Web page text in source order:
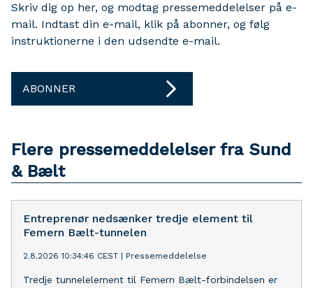
Skriv dig op her, og modtag pressemeddelelser på e-
mail. Indtast din e-mail, klik på abonner, og følg
instruktionerne i den udsendte e-mail.
ABONNER
Flere pressemeddelelser fra Sund
& Bælt
Entreprenør nedsænker tredje element til
Femern Bælt-tunnelen
2.8.2026 10:34:46 CEST Pressemeddelelse
Tredje tunnelelement til Femern Bælt-forbindelsen er